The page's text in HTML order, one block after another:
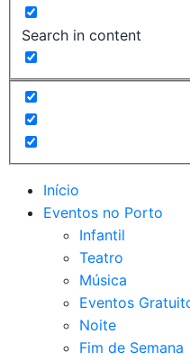
Search in content
Início
Eventos no Porto
Infantil
Teatro
Música
Eventos
Noite
Fim de Semana